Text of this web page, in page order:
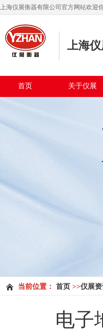
上海仪展衡器有限公司官方网站欢迎
上海
首页 关于仪展
当前位置： 首页 >>仪展
电子